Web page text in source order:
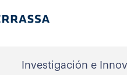
Investigación e